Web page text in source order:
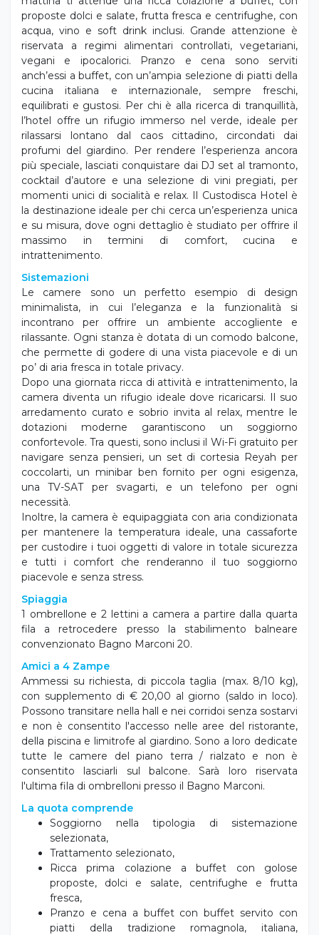
proposte dolci e salate, frutta fresca e centrifughe, con
acqua, vino e soft drink inclusi. Grande attenzione è
riservata a regimi alimentari controllati, vegetariani,
vegani e ipocalorici. Pranzo e cena sono serviti
anch’essi a buffet, con un’ampia selezione di piatti della
cucina italiana e internazionale, sempre freschi,
equilibrati e gustosi. Per chi è alla ricerca di tranquillità,
l’hotel offre un rifugio immerso nel verde, ideale per
rilassarsi lontano dal caos cittadino, circondati dai
profumi del giardino. Per rendere l’esperienza ancora
più speciale, lasciati conquistare dai DJ set al tramonto,
cocktail d’autore e una selezione di vini pregiati, per
momenti unici di socialità e relax. Il Custodisca Hotel è
la destinazione ideale per chi cerca un’esperienza unica
e su misura, dove ogni dettaglio è studiato per offrire il
massimo in termini di comfort, cucina e
intrattenimento.
Sistemazioni
Le camere sono un perfetto esempio di design
minimalista, in cui l’eleganza e la funzionalità si
incontrano per offrire un ambiente accogliente e
rilassante. Ogni stanza è dotata di un comodo balcone,
che permette di godere di una vista piacevole e di un
po’ di aria fresca in totale privacy.
Dopo una giornata ricca di attività e intrattenimento, la
camera diventa un rifugio ideale dove ricaricarsi. Il suo
arredamento curato e sobrio invita al relax, mentre le
dotazioni moderne garantiscono un soggiorno
confortevole. Tra questi, sono inclusi il Wi-Fi gratuito per
navigare senza pensieri, un set di cortesia Reyah per
coccolarti, un minibar ben fornito per ogni esigenza,
una TV-SAT per svagarti, e un telefono per ogni
necessità.
Inoltre, la camera è equipaggiata con aria condizionata
per mantenere la temperatura ideale, una cassaforte
per custodire i tuoi oggetti di valore in totale sicurezza
e tutti i comfort che renderanno il tuo soggiorno
piacevole e senza stress.
Spiaggia
1 ombrellone e 2 lettini a camera a partire dalla quarta
fila a retrocedere presso la stabilimento balneare
convenzionato Bagno Marconi 20.
Amici a 4 Zampe
Ammessi su richiesta, di piccola taglia (max. 8/10 kg),
con supplemento di € 20,00 al giorno (saldo in loco).
Possono transitare nella hall e nei corridoi senza sostarvi
e non è consentito l'accesso nelle aree del ristorante,
della piscina e limitrofe al giardino. Sono a loro dedicate
tutte le camere del piano terra / rialzato e non è
consentito lasciarli sul balcone. Sarà loro riservata
l'ultima fila di ombrelloni presso il Bagno Marconi.
La quota comprende
Soggiorno nella tipologia di sistemazione
selezionata,
Trattamento selezionato,
Ricca prima colazione a buffet con golose
proposte, dolci e salate, centrifughe e frutta
fresca,
Pranzo e cena a buffet con buffet servito con
piatti della tradizione romagnola, italiana,